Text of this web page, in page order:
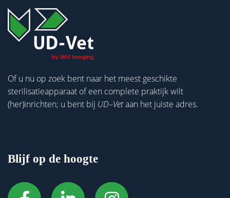
Of u nu op zoek bent naar het meest geschikte
sterilisatieapparaat of een complete praktijk wilt
(her)inrichten; u bent bij UD–Vetaan het juiste adres.
Blijf op de hoogte